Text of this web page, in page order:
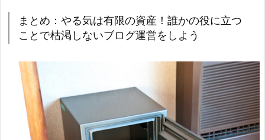
まとめ：やる気は有限の資産！誰かの役に立つ
ことで枯渇しないブログ運営をしよう